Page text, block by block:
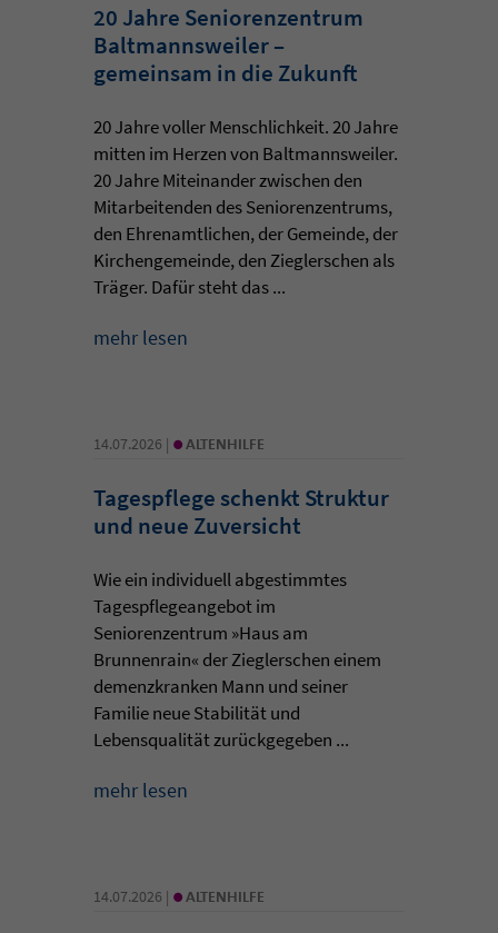
20 Jahre Seniorenzentrum
Baltmannsweiler –
gemeinsam in die Zukunft
20 Jahre voller Menschlichkeit. 20 Jahre
mitten im Herzen von Baltmannsweiler.
20 Jahre Miteinander zwischen den
Mitarbeitenden des Seniorenzentrums,
den Ehrenamtlichen, der Gemeinde, der
Kirchengemeinde, den Zieglerschen als
Träger. Dafür steht das ...
mehr lesen
14.07.2026 | • ALTENHILFE
Tagespflege schenkt Struktur
und neue Zuversicht
Wie ein individuell abgestimmtes
Tagespflegeangebot im
Seniorenzentrum »Haus am
Brunnenrain« der Zieglerschen einem
demenzkranken Mann und seiner
Familie neue Stabilität und
Lebensqualität zurückgegeben ...
mehr lesen
14.07.2026 | • ALTENHILFE